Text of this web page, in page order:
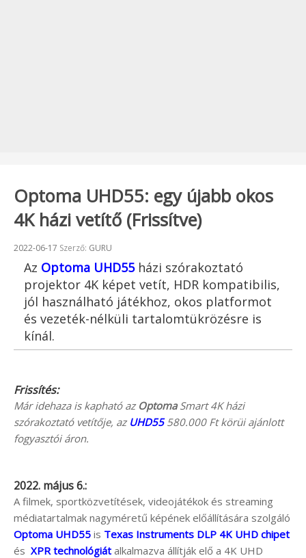
Optoma UHD55: egy újabb okos
4K házi vetítő (Frissítve)
Beküldve:
2022-06-17 Szerző: GURU
Az Optoma UHD55házi szórakoztató
projektor 4K képet vetít, HDR kompatibilis,
jól használható játékhoz, okos platformot
és vezeték-nélküli tartalomtükrözésre is
kínál.
Frissítés:
Már idehaza is kapható az OptomaSmart 4K házi
szórakoztató vetítője, az UHD55580.000 Ft körüi ajánlott
fogyasztói áron.
2022. május 6.:
A filmek, sportközvetítések, videojátékok és streaming
médiatartalmak nagyméretű képének előállítására szolgáló
Optoma UHD55 is Texas Instruments DLP 4K UHD chipet
és XPR technológiát alkalmazva állítják elő a 4K UHD